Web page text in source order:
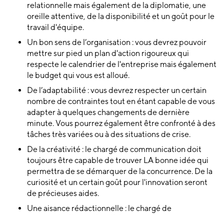
relationnelle mais également de la diplomatie, une
oreille attentive, de la disponibilité et un goût pour le
travail d'équipe.
Un bon sens de l’organisation : vous devrez pouvoir
mettre sur pied un plan d'action rigoureux qui
respecte le calendrier de l'entreprise mais également
le budget qui vous est alloué.
De l’adaptabilité : vous devrez respecter un certain
nombre de contraintes tout en étant capable de vous
adapter à quelques changements de dernière
minute. Vous pourrez également être confronté à des
tâches très variées ou à des situations de crise.
De la créativité : le chargé de communication doit
toujours être capable de trouver LA bonne idée qui
permettra de se démarquer de la concurrence. De la
curiosité et un certain goût pour l'innovation seront
de précieuses aides.
Une aisance rédactionnelle : le chargé de